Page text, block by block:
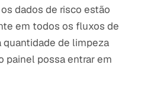
dados de risco estão
em todos os fluxos de
quantidade de limpeza
painel possa entrar em